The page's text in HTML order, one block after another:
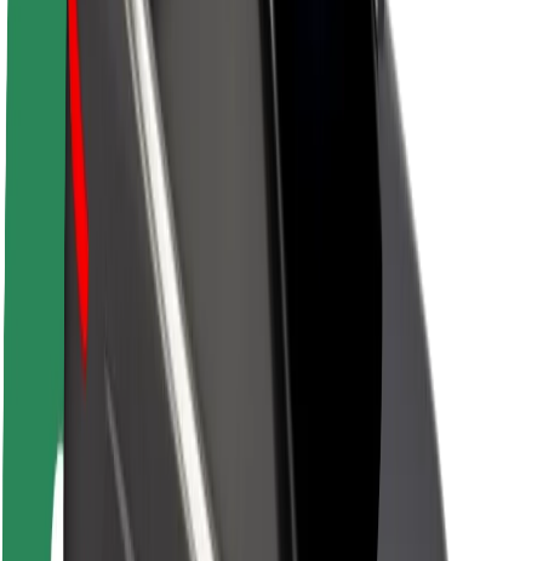
Par Bolt
Bolt ilgtspējība
Project Zero
Blogs
Ziņu telpa
Zīmola vadlīnijas
Attiecības ar investoriem
Mediji
Pilsētvides fonds